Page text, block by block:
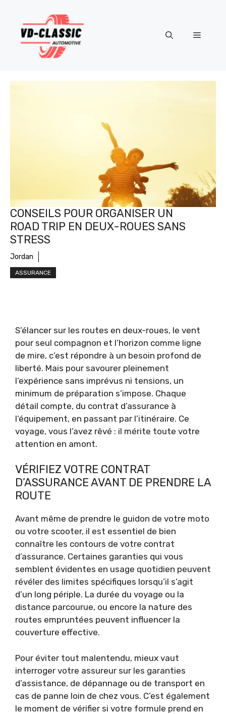
contenu
Menu
CONSEILS POUR ORGANISER UN
ROAD TRIP EN DEUX-ROUES SANS
STRESS
Jordan
ASSURANCE
S’élancer sur les routes en deux-roues, le vent
pour seul compagnon et l’horizon comme ligne
de mire, c’est répondre à un besoin profond de
liberté. Mais pour savourer pleinement
l’expérience sans imprévus ni tensions, un
minimum de préparation s’impose. Chaque
détail compte, du contrat d’assurance à
l’équipement, en passant par l’itinéraire. Ce
voyage, vous l’avez rêvé : il mérite toute votre
attention en amont.
VÉRIFIEZ VOTRE CONTRAT
D’ASSURANCE AVANT DE PRENDRE LA
ROUTE
Avant même de prendre le guidon de votre moto
ou votre scooter, il est essentiel de bien
connaître les contours de votre contrat
d’assurance. Certaines garanties qui vous
semblent évidentes en usage quotidien peuvent
révéler des limites spécifiques lorsqu’il s’agit
d’un long périple. La durée du voyage ou la
distance parcourue, ou encore la nature des
routes empruntées peuvent influencer la
couverture effective.
Pour éviter tout malentendu, mieux vaut
interroger votre assureur sur les garanties
d’assistance, de dépannage ou de transport en
cas de panne loin de chez vous. C’est également
le moment de vérifier si votre formule prend en